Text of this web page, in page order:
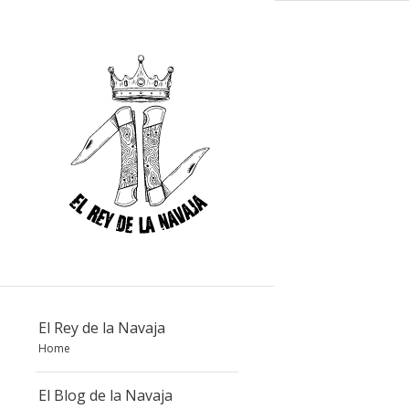
El Rey de la Navaja
Home
El Blog de la Navaja